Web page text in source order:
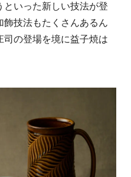
といった新しい技法が登
技法もたくさんあるん
司の登場を境に益子焼は